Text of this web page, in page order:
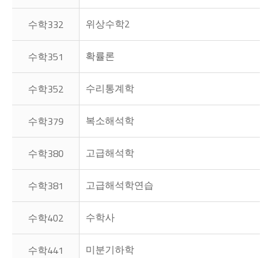
수학332 위상수학2
수학351 확률론
수학352 수리통계학
수학379 복소해석학
수학380 고급해석학
수학381 고급해석학연습
수학402 수학사
수학441 미분기하학